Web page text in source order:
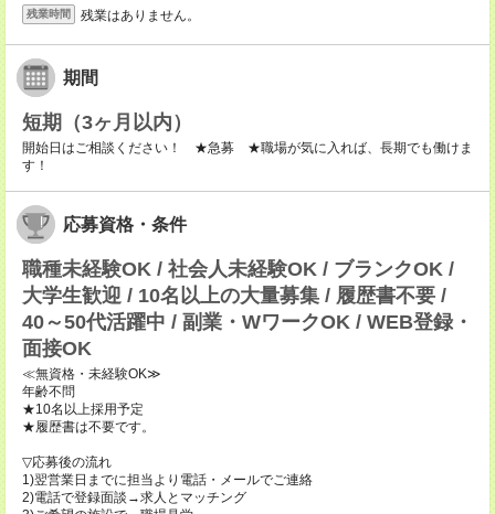
残業時間 残業はありません。
期間
短期（3ヶ月以内）
開始日はご相談ください！ ★急募 ★職場が気に入れば、長期でも働けま
す！
応募資格・条件
職種未経験OK / 社会人未経験OK / ブランクOK /
大学生歓迎 / 10名以上の大量募集 / 履歴書不要 /
40～50代活躍中 / 副業・WワークOK / WEB登録・
面接OK
≪無資格・未経験OK≫
年齢不問
★10名以上採用予定
★履歴書は不要です。
▽応募後の流れ
1)翌営業日までに担当より電話・メールでご連絡
2)電話で登録面談→求人とマッチング